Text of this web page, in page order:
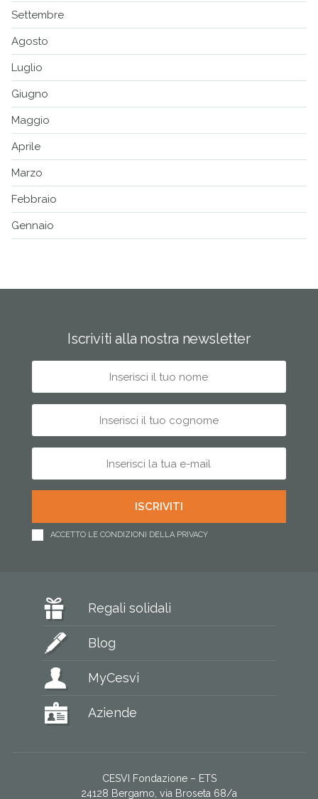
Settembre
Agosto
Luglio
Giugno
Maggio
Aprile
Marzo
Febbraio
Gennaio
Iscriviti alla nostra newsletter
ACCETTO LE CONDIZIONI DELLA PRIVACY
Regali solidali
Blog
MyCesvi
Aziende
CESVI Fondazione – ETS
24128 Bergamo, via Broseta 68/a